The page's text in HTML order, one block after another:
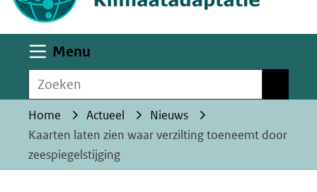
website
worden
toegestaan
geweigerd.
Menu
Zoeken
Home Actueel
Nieuws
Kaarten laten zien waar verzilting toeneemt door
zeespiegelstijging